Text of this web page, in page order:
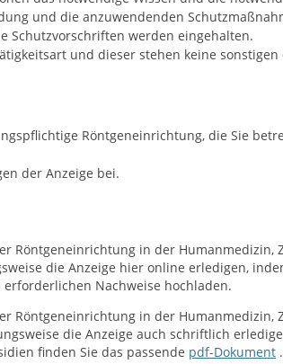
Bauhof
und die anzuwendenden
Schutzvorschriften werden eingehalten.
und dieser stehen keine
Röntgeneinrichtung, die Sie
der Anzeige bei.
Röntgeneinrichtung in der Humanmedizin,
die Anzeige hier online erledigen,
Nachweise hochladen.
Röntgeneinrichtung in der Humanmedizin,
die Anzeige auch schriftlich
finden Sie das passende pdf-Dokument .